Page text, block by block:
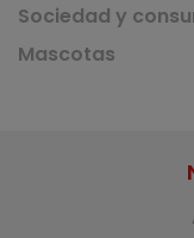
Sociedad y
Mascotas